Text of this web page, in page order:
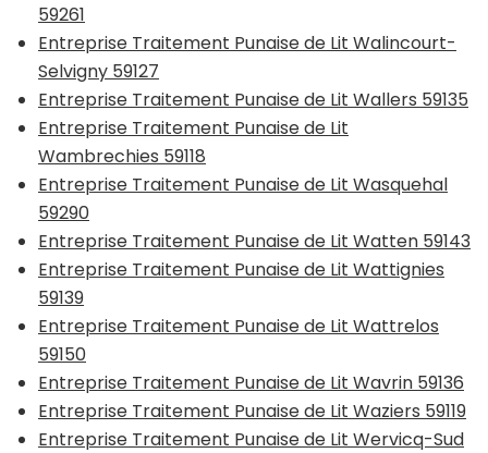
59261
Entreprise Traitement Punaise de Lit Walincourt-
Selvigny 59127
Entreprise Traitement Punaise de Lit Wallers 59135
Entreprise Traitement Punaise de Lit
Wambrechies 59118
Entreprise Traitement Punaise de Lit Wasquehal
59290
Entreprise Traitement Punaise de Lit Watten 59143
Entreprise Traitement Punaise de Lit Wattignies
59139
Entreprise Traitement Punaise de Lit Wattrelos
59150
Entreprise Traitement Punaise de Lit Wavrin 59136
Entreprise Traitement Punaise de Lit Waziers 59119
Entreprise Traitement Punaise de Lit Wervicq-Sud